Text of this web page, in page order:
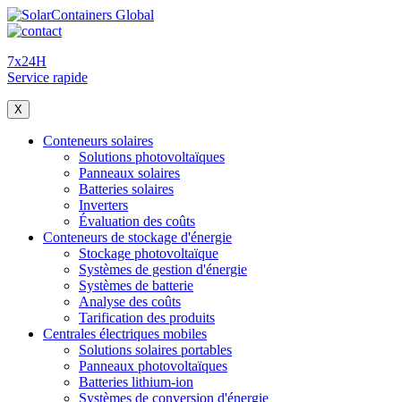
7x24H
Service rapide
X
Conteneurs solaires
Solutions photovoltaïques
Panneaux solaires
Batteries solaires
Inverters
Évaluation des coûts
Conteneurs de stockage d'énergie
Stockage photovoltaïque
Systèmes de gestion d'énergie
Systèmes de batterie
Analyse des coûts
Tarification des produits
Centrales électriques mobiles
Solutions solaires portables
Panneaux photovoltaïques
Batteries lithium-ion
Systèmes de conversion d'énergie